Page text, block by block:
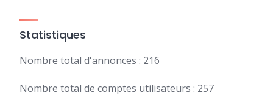
Statistiques
Nombre total d'annonces : 216
Nombre total de comptes utilisateurs : 257